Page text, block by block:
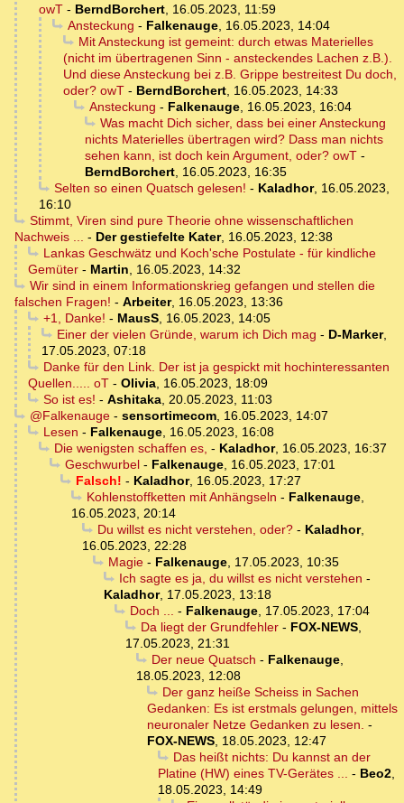
owT - BerndBorchert, 16.05.2023, 11:59
Ansteckung - Falkenauge, 16.05.2023, 14:04
Mit Ansteckung ist gemeint: durch etwas Materielles
(nicht im übertragenen Sinn - ansteckendes Lachen z.B.).
Und diese Ansteckung bei z.B. Grippe bestreitest Du doch,
oder? owT - BerndBorchert, 16.05.2023, 14:33
Ansteckung - Falkenauge, 16.05.2023, 16:04
Was macht Dich sicher, dass bei einer Ansteckung
nichts Materielles übertragen wird? Dass man nichts
sehen kann, ist doch kein Argument, oder? owT -
BerndBorchert, 16.05.2023, 16:35
Selten so einen Quatsch gelesen! - Kaladhor, 16.05.2023,
16:10
Stimmt, Viren sind pure Theorie ohne wissenschaftlichen
Nachweis ... - Der gestiefelte Kater, 16.05.2023, 12:38
Lankas Geschwätz und Koch'sche Postulate - für kindliche
Gemüter - Martin, 16.05.2023, 14:32
Wir sind in einem Informationskrieg gefangen und stellen die
falschen Fragen! - Arbeiter, 16.05.2023, 13:36
+1, Danke! - MausS, 16.05.2023, 14:05
Einer der vielen Gründe, warum ich Dich mag - D-Marker,
17.05.2023, 07:18
Danke für den Link. Der ist ja gespickt mit hochinteressanten
Quellen..... oT - Olivia, 16.05.2023, 18:09
So ist es! - Ashitaka, 20.05.2023, 11:03
@Falkenauge- sensortimecom, 16.05.2023, 14:07
Lesen - Falkenauge, 16.05.2023, 16:08
Die wenigsten schaffen es, - Kaladhor, 16.05.2023, 16:37
Geschwurbel- Falkenauge, 16.05.2023, 17:01
Falsch! - Kaladhor, 16.05.2023, 17:27
Kohlenstoffketten mit Anhängseln - Falkenauge,
16.05.2023, 20:14
Du willst es nicht verstehen, oder?- Kaladhor,
16.05.2023, 22:28
Magie- Falkenauge, 17.05.2023, 10:35
Ich sagte es ja, du willst es nicht verstehen -
Kaladhor, 17.05.2023, 13:18
Doch ... - Falkenauge, 17.05.2023, 17:04
Da liegt der Grundfehler- FOX-NEWS,
17.05.2023, 21:31
Der neue Quatsch - Falkenauge,
18.05.2023, 12:08
Der ganz heiße Scheiss in Sachen
Gedanken: Es ist erstmals gelungen, mittels
neuronaler Netze Gedanken zu lesen. -
FOX-NEWS, 18.05.2023, 12:47
Das heißt nichts: Du kannst an der
Platine (HW) eines TV-Gerätes ... - Beo2,
18.05.2023, 14:49